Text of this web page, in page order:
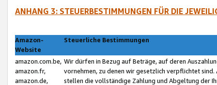
ANHANG 3: STEUERBESTIMMUNGEN FÜR DIE
Amazon-
Website
Steuerliche Bestimmungen
amazon.com.be,
amazon.fr,
amazon.de,
Wir dürfen in Bezug auf Beträge, auf deren
vornehmen, zu denen wir gesetzlich verpflichtet
stellen die vollständige Zahlung und Abgeltung der